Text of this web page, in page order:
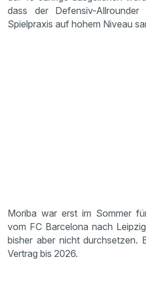
dass der Defensiv-
Spielpraxis auf hohem Niveau
Moriba war erst im Sommer
vom FC Barcelona nach
bisher aber nicht durchsetzen.
Vertrag bis 2026.